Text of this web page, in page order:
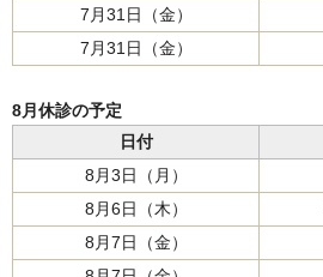
7月31日（金）
7月31日（金）
8月休診の予定
日付
8月3日（月）
8月6日（木）
8月7日（金）